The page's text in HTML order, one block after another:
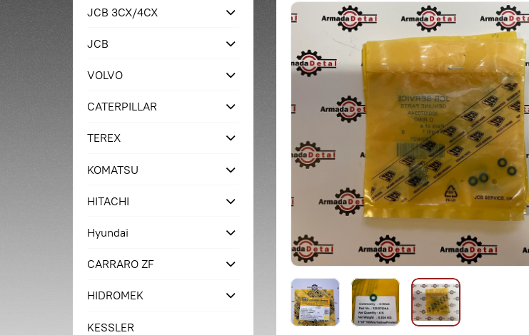
JCB 3CX/4CX
JCB
VOLVO
CATERPILLAR
TEREX
KOMATSU
HITACHI
Hyundai
CARRARO ZF
HIDROMEK
KESSLER